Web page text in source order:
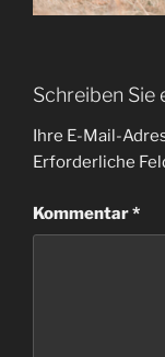
Schreiben Sie
Ihre E-Mail-
Erforderliche
Kommentar*